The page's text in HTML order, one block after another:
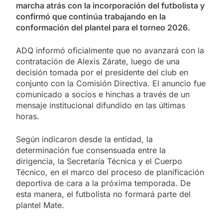
marcha atrás con la incorporación del futbolista y
confirmó que continúa trabajando en la
conformación del plantel para el torneo 2026.
ADQ informó oficialmente que no avanzará con la
contratación de Alexis Zárate, luego de una
decisión tomada por el presidente del club en
conjunto con la Comisión Directiva. El anuncio fue
comunicado a socios e hinchas a través de un
mensaje institucional difundido en las últimas
horas.
Según indicaron desde la entidad, la
determinación fue consensuada entre la
dirigencia, la Secretaría Técnica y el Cuerpo
Técnico, en el marco del proceso de planificación
deportiva de cara a la próxima temporada. De
esta manera, el futbolista no formará parte del
plantel Mate.